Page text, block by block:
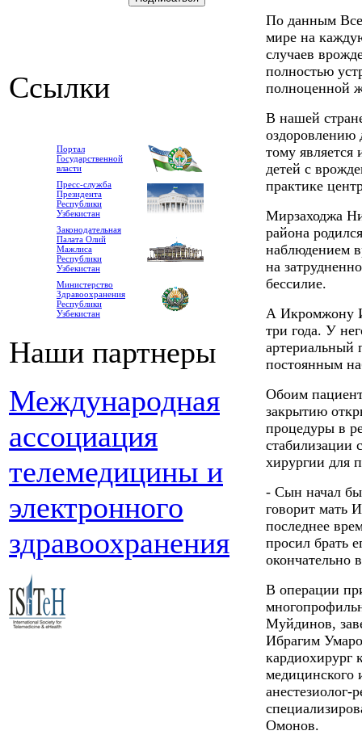
Ссылки
Портал
Государственной
власти
Пресс-служба
Президента
Республики
Узбекистан
Законодательная
Палата Олий
Мажлиса
Республики
Узбекистан
Министерство
Здравоохранения
Республики
Узбекистан
Наши партнеры
Международная
ассоциация
телемедицины и
электронного
здравоохранения
По данным
мире на
случаев
полностью
полноценной
В нашей
оздоровлению
тому является
детей с
практике
Мирзаходжа
района
наблюдением
на
бессилие.
А Икромжону
три года. У
артериальный
постоянным
Обоим
закрытию
процедуры в
стабилизации
хирургии для
- Сын начал
говорит мать
последнее
просил брать
окончательно
В операции
Муйдинов,
Ибрагим
кардиохирург
медицинского
анестезиолог-
Омонов.